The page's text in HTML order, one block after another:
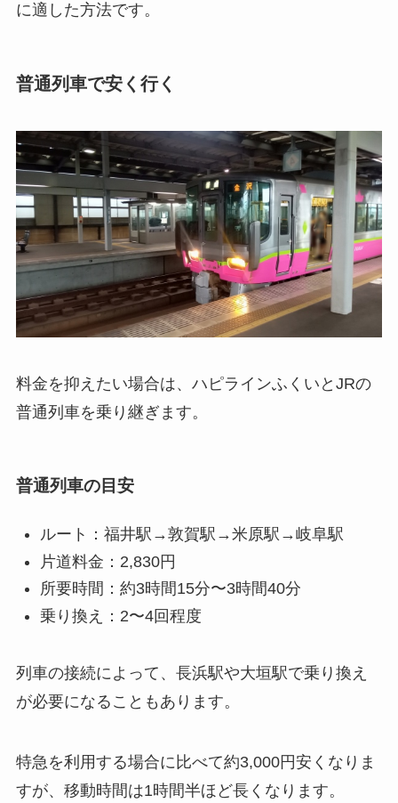
に適した方法です。
普通列車で安く行く
料金を抑えたい場合は、ハピラインふくいとJRの
普通列車を乗り継ぎます。
普通列車の目安
ルート：福井駅→敦賀駅→米原駅→岐阜駅
片道料金：2,830円
所要時間：約3時間15分〜3時間40分
乗り換え：2〜4回程度
列車の接続によって、長浜駅や大垣駅で乗り換え
が必要になることもあります。
特急を利用する場合に比べて約3,000円安くなりま
すが、移動時間は1時間半ほど長くなります。